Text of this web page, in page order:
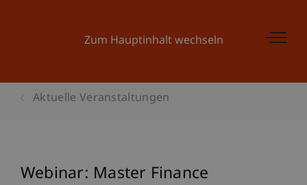
Zum Hauptinhalt wechseln
Aktuelle Veranstaltungen
Webinar: Master Finance